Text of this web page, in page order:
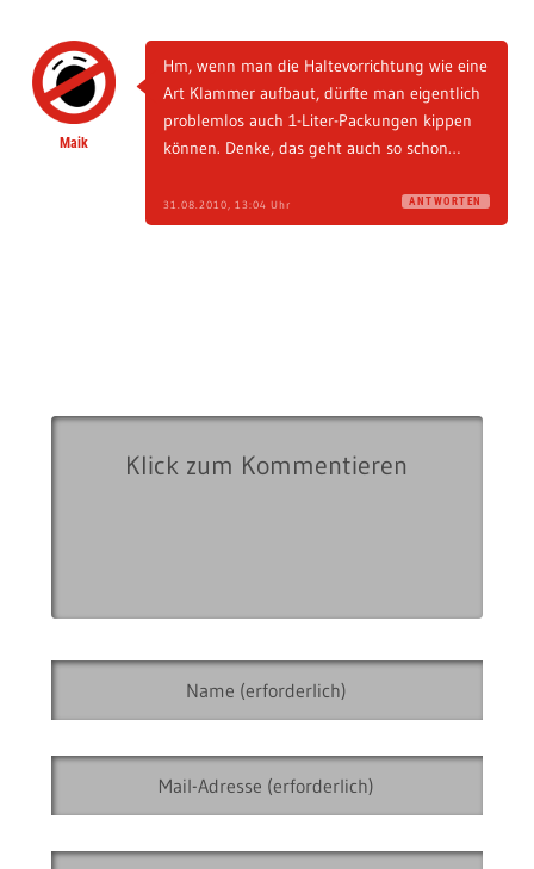
Maik
Hm, wenn man die Haltevorrichtung wie eine
Art Klammer aufbaut, dürfte man eigentlich
problemlos auch 1-Liter-Packungen kippen
können. Denke, das geht auch so schon…
31.08.2010, 13:04 Uhr ANTWORTEN